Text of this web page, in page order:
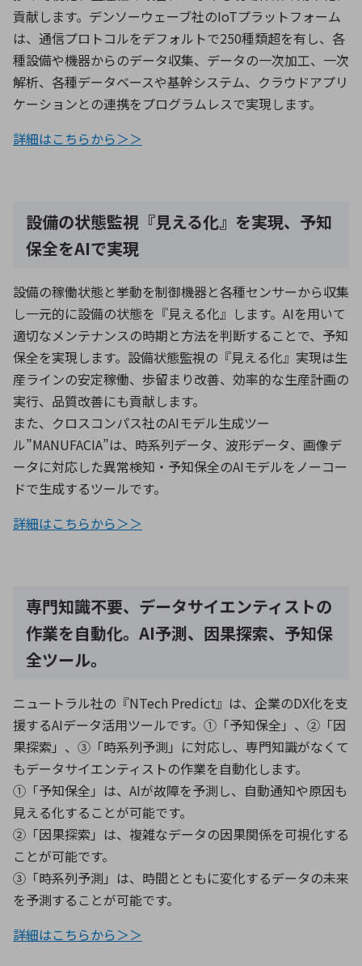
貢献します。デンソーウェーブ社のIoTプラットフォーム
は、通信プロトコルをデフォルトで250種類超を有し、各
種設備や機器からのデータ収集、データの一次加工、一次
解析、各種データベースや基幹システム、クラウドアプリ
ケーションとの連携をプログラムレスで実現します。
詳細はこちらから＞＞
設備の状態監視『見える化』を実現、予知
保全をAIで実現
設備の稼働状態と挙動を制御機器と各種センサーから収集
し一元的に設備の状態を『見える化』します。AIを用いて
適切なメンテナンスの時期と方法を判断することで、予知
保全を実現します。設備状態監視の『見える化』実現は生
産ラインの安定稼働、歩留まり改善、効率的な生産計画の
実行、品質改善にも貢献します。
また、クロスコンパス社のAIモデル生成ツー
ル”MANUFACIA”は、時系列データ、波形データ、画像デ
ータに対応した異常検知・予知保全のAIモデルをノーコー
ドで生成するツールです。
詳細はこちらから＞＞
専門知識不要、データサイエンティストの
作業を自動化。AI予測、因果探索、予知保
全ツール。
ニュートラル社の『NTech Predict』は、企業のDX化を支
援するAIデータ活用ツールです。①「予知保全」、②「因
果探索」、③「時系列予測」に対応し、専門知識がなくて
もデータサイエンティストの作業を自動化します。
①「予知保全」は、AIが故障を予測し、自動通知や原因も
見える化することが可能です。
②「因果探索」は、複雑なデータの因果関係を可視化する
ことが可能です。
③「時系列予測」は、時間とともに変化するデータの未来
を予測することが可能です。
詳細はこちらから＞＞